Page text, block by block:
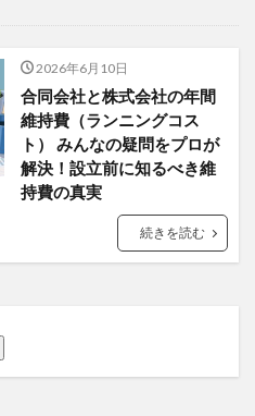
2026年6月10日
合同会社と株式会社の年間
維持費（ランニングコス
ト） みんなの疑問をプロが
解決！設立前に知るべき維
持費の真実
続きを読む